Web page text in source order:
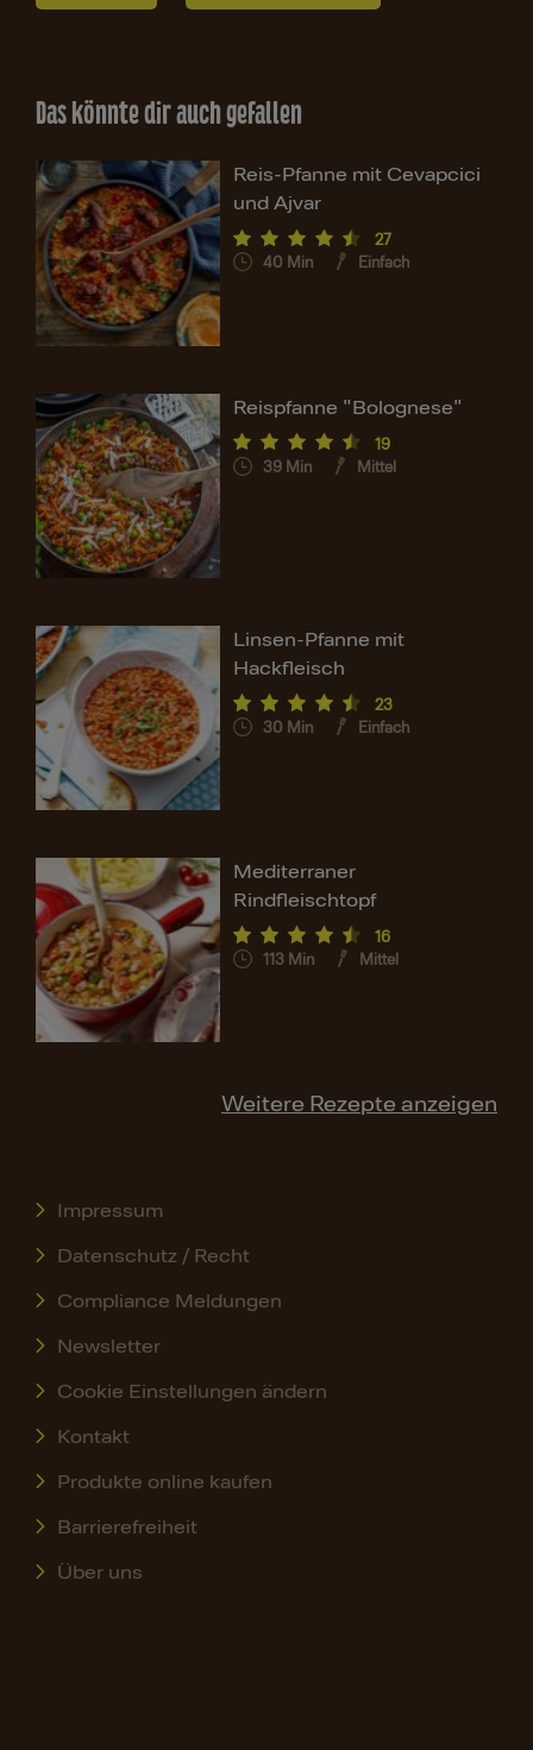
Das könnte dir auch gefallen
Reis-Pfanne mit Cevapcici
und Ajvar
27
40 Min Einfach
Reispfanne "Bolognese"
19
39 Min Mittel
Linsen-Pfanne mit
Hackfleisch
23
30 Min Einfach
Mediterraner
Rindfleischtopf
16
113 Min Mittel
Weitere Rezepte anzeigen
Impressum
Datenschutz / Recht
Compliance Meldungen
Newsletter
Cookie Einstellungen ändern
Kontakt
Produkte online kaufen
Barrierefreiheit
Über uns